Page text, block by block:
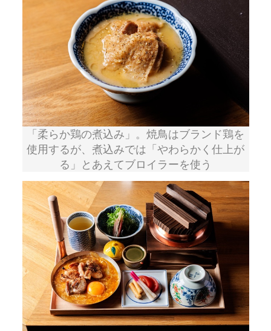
「柔らか鶏の煮込み」。焼鳥はブランド鶏を
使用するが、煮込みでは「やわらかく仕上が
る」とあえてブロイラーを使う